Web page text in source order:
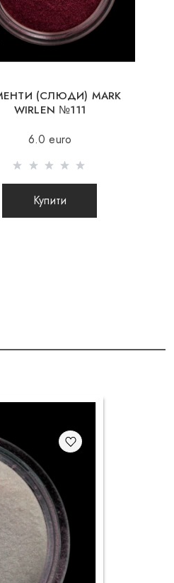
Латвія, Угорщина, Італія,
на суму від 80Є
не відправляються)
рази на тиждень. Після
(СЛЮДИ) MARK
WIRLEN №111
6.0 euro
Купити